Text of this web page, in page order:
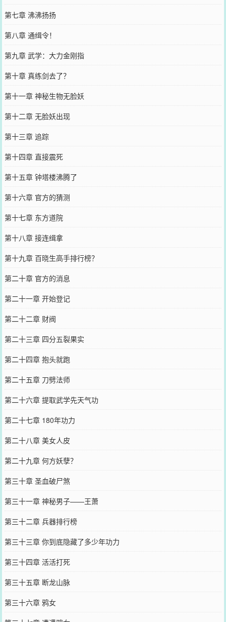
第七章 沸沸扬扬
第八章 通缉令！
第九章 武学：大力金刚指
第十章 真练剑去了？
第十一章 神秘生物无脸妖
第十二章 无脸妖出现
第十三章 追踪
第十四章 直接震死
第十五章 钟塔楼沸腾了
第十六章 官方的猜测
第十七章 东方道院
第十八章 接连缉拿
第十九章 百晓生高手排行榜？
第二十章 官方的消息
第二十一章 开始登记
第二十二章 财阀
第二十三章 四分五裂果实
第二十四章 抱头就跑
第二十五章 刀劈法师
第二十六章 提取武学先天气功
第二十七章 180年功力
第二十八章 美女人皮
第二十九章 何方妖孽？
第三十章 圣血破尸煞
第三十一章 神秘男子——王萧
第三十二章 兵器排行榜
第三十三章 你到底隐藏了多少年功力
第三十四章 活活打死
第三十五章 断龙山脉
第三十六章 鸦女